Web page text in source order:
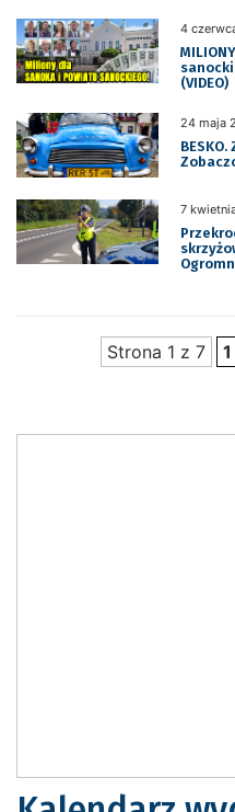
4
(VIDEO)
24 maja
7
Strona 1 z 7 1